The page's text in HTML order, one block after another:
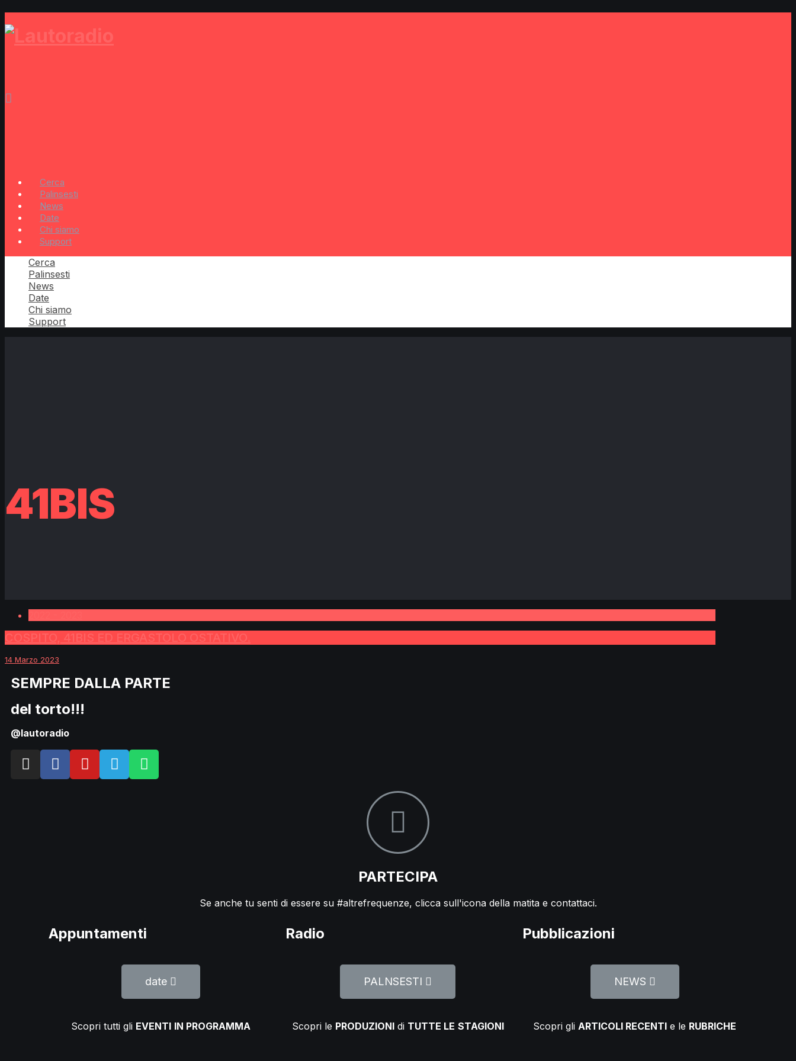
Cerca
Palinsesti
News
Date
Chi siamo
Support
Cerca
Palinsesti
News
Date
Chi siamo
Support
41BIS
COSPITO, 41BIS ED ERGASTOLO OSTATIVO.
14 Marzo 2023
SEMPRE DALLA PARTE
del torto!!!
@lautoradio
PARTECIPA
Se anche tu senti di essere su #altrefrequenze, clicca sull'icona della matita e contattaci.
Appuntamenti
date
Scopri tutti gli EVENTI IN PROGRAMMA
Radio
PALNSESTI
Scopri le PRODUZIONIdi TUTTE LE STAGIONI
Pubblicazioni
NEWS
Scopri gli ARTICOLI RECENTI e le RUBRICHE